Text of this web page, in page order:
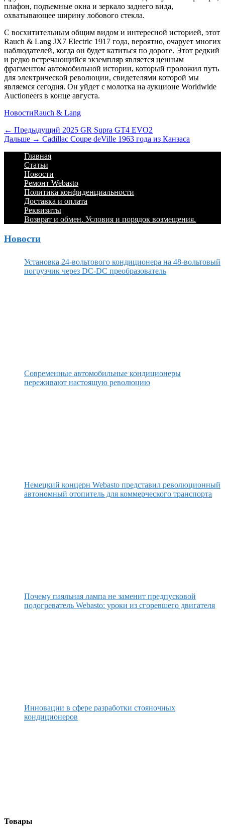
плафон, подъемные окна и зеркало заднего вида,
охватывающее ширину лобового стекла.
С восхитительным общим видом и интересной историей, этот
Rauch & Lang JX7 Electric 1917 года, вероятно, очарует многих
наблюдателей, когда он будет катиться по дороге. Этот редкий
и редко встречающийся экземпляр является ценным
фрагментом автомобильной истории, который проложил путь
для электрической революции, свидетелями которой мы
являемся сегодня. Он уйдет с молотка на аукционе Worldwide
Auctioneers в конце августа.
Категории
НовостиТеги
Rauch & Lang
Навигация
по
записям
← Предыдущий Предыдущий
2025 GR Supra GT4 EVO2
Дальше → Дальше:
Cadillac Coupe deVille 1963 года из Канзаса
Footer
Menu
Перейти
содержимому
Главная
Статьи
Новости
Ремонт Webasto
Политика конфиденциальности
Доставка и оплата
Реквизиты
Возврат и обмен. Условия и порядок возмещения.
Новости
Установка 24-вольтового кондиционера на 48-вольтовый
погрузчик через DC-DC преобразователь
Современные автомобильные кондиционеры
переживают настоящую революцию
Немецкий концерн Webasto представил революционный
автономный отопитель для коммерческого транспорта
Почему паяльная лампа не заменит предпусковой
подогреватель Webasto: уроки из сгоревшего двигателя
Инновации в сфере разработки стояночных
кондиционеров
Товары